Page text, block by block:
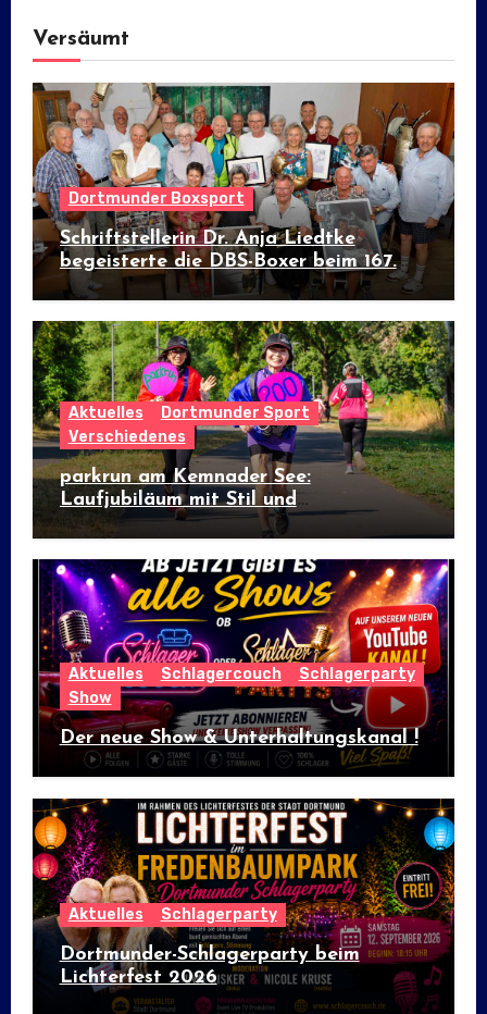
Versäumt
Dortmunder Boxsport
Schriftstellerin Dr. Anja Liedtke
begeisterte die DBS-Boxer beim 167.
Prominenten-Stammtisch
Aktuelles
Dortmunder Sport
Verschiedenes
parkrun am Kemnader See:
Laufjubiläum mit Stil und
internationalem Flair
Aktuelles Schlagercouch
Schlagerparty
Show
Der neue Show & Unterhaltungskanal !
Aktuelles Schlagerparty
Dortmunder-Schlagerparty beim
Lichterfest 2026